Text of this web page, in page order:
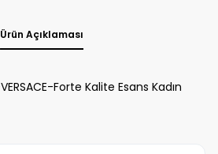
Ürün Açıklaması
Forte Kalite Esans Kadın